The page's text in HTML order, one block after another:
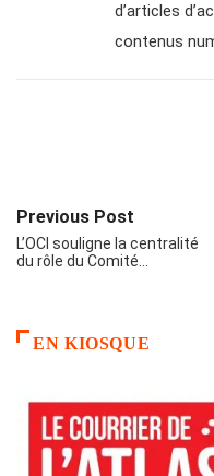
d’articles
contenus
Previous Post
L’OCI souligne la centralité
du rôle du Comité…
EN KIOSQUE